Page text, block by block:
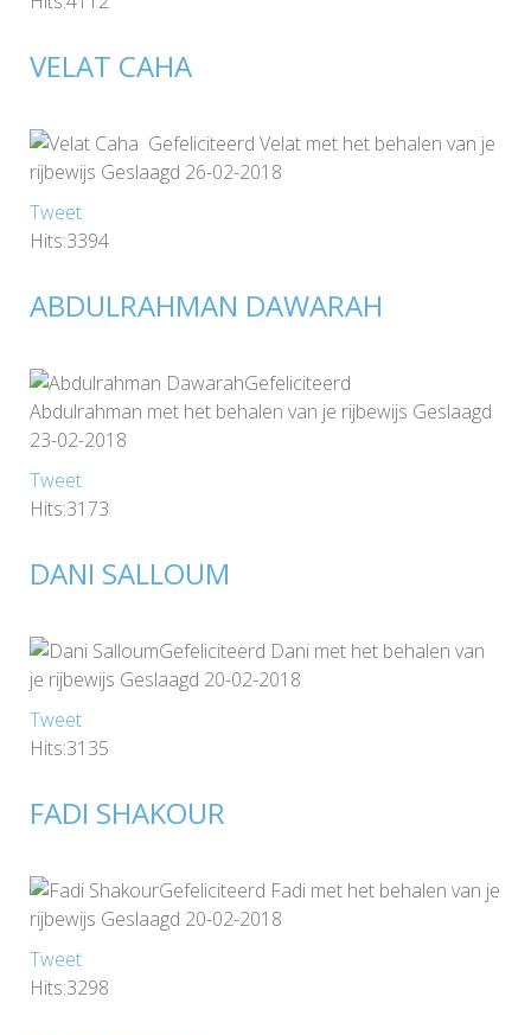
VELAT CAHA
Gefeliciteerd Velat met het behalen van je
rijbewijs Geslaagd 26-02-2018
Tweet
Hits:3394
ABDULRAHMAN DAWARAH
Gefeliciteerd
Abdulrahman met het behalen van je rijbewijs Geslaagd
23-02-2018
Tweet
Hits:3173
DANI SALLOUM
Gefeliciteerd Dani met het behalen van
je rijbewijs Geslaagd 20-02-2018
Tweet
Hits:3135
FADI SHAKOUR
Gefeliciteerd Fadi met het behalen van je
rijbewijs Geslaagd 20-02-2018
Tweet
Hits:3298